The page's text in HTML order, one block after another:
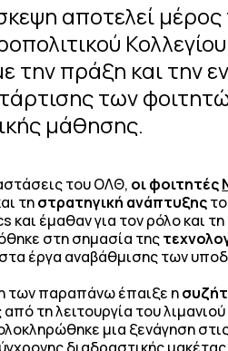
αποτελεί μέρος
Κολλεγίου
την πράξη και την
των
μάθησης.
του ΟΛΘ, οι φοιτητές
τηστρατηγική ανάπτυξης
και έμαθαν για τον ρόλο και
στη σημασία της
έργα αναβάθμισης των
των παραπάνω έπαιξε η
τη λειτουργία του
μια ξενάγηση